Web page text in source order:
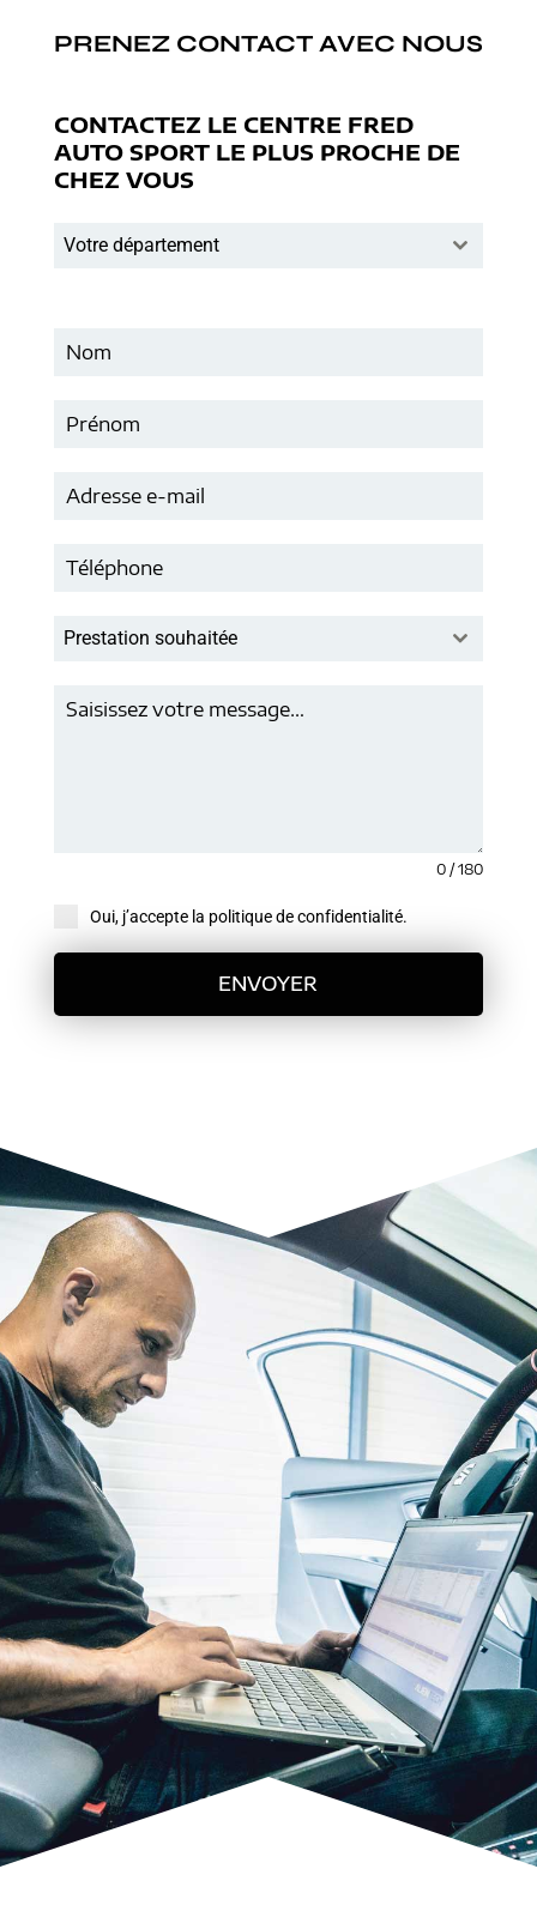
PRENEZ CONTACT AVEC NOUS
CONTACTEZ LE CENTRE FRED
AUTO SPORT LE PLUS PROCHE DE
CHEZ VOUS
Votre département
Prestation souhaitée
0 / 180
Oui, j’accepte la politique de confidentialité.
ENVOYER